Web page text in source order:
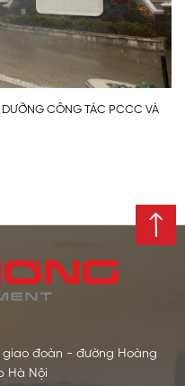
DƯỠNG CÔNG TÁC PCCC VÀ
giao đoàn - đường Hoàng
Hà Nội